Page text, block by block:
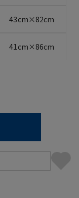
43cm×82cm
41cm×86cm